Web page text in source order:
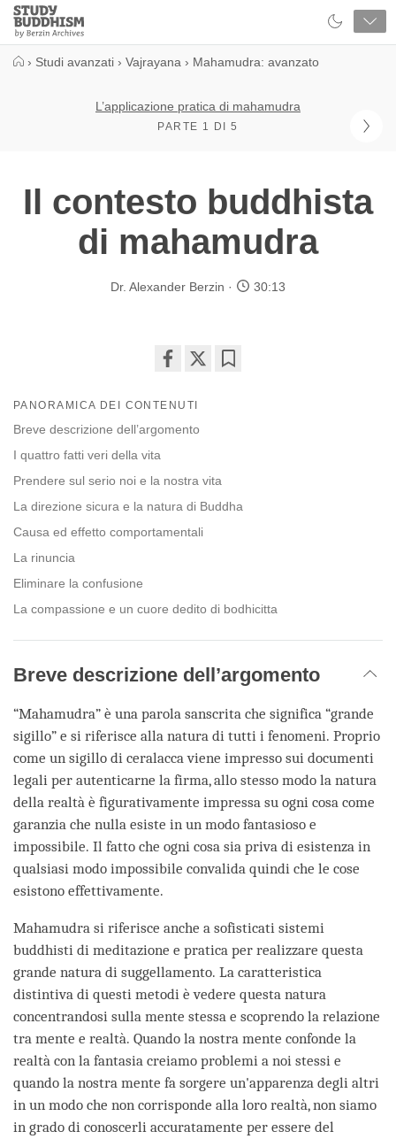
Close
Study
Buddhism
› Studi avanzati › Vajrayana › Mahamudra: avanzato
L’applicazione pratica di mahamudra
PARTE 1 DI 5
Il contesto buddhista
di mahamudra
Dr. Alexander Berzin 30:13
on
facebook
PANORAMICA DEI CONTENUTI
Breve descrizione dell’argomento
I quattro fatti veri della vita
Prendere sul serio noi e la nostra vita
La direzione sicura e la natura di Buddha
Causa ed effetto comportamentali
La rinuncia
Eliminare la confusione
La compassione e un cuore dedito di bodhicitta
Breve descrizione dell’argomento
“Mahamudra” è una parola sanscrita che significa “grande
sigillo” e si riferisce alla natura di tutti i fenomeni. Proprio
come un sigillo di ceralacca viene impresso sui documenti
legali per autenticarne la firma, allo stesso modo la natura
della realtà è figurativamente impressa su ogni cosa come
garanzia che nulla esiste in un modo fantasioso e
impossibile. Il fatto che ogni cosa sia priva di esistenza in
qualsiasi modo impossibile convalida quindi che le cose
esistono effettivamente.
Mahamudra si riferisce anche a sofisticati sistemi
buddhisti di meditazione e pratica per realizzare questa
grande natura di suggellamento. La caratteristica
distintiva di questi metodi è vedere questa natura
concentrandosi sulla mente stessa e scoprendo la relazione
tra mente e realtà. Quando la nostra mente confonde la
realtà con la fantasia creiamo problemi a noi stessi e
quando la nostra mente fa sorgere un'apparenza degli altri
in un modo che non corrisponde alla loro realtà, non siamo
in grado di conoscerli accuratamente per essere del